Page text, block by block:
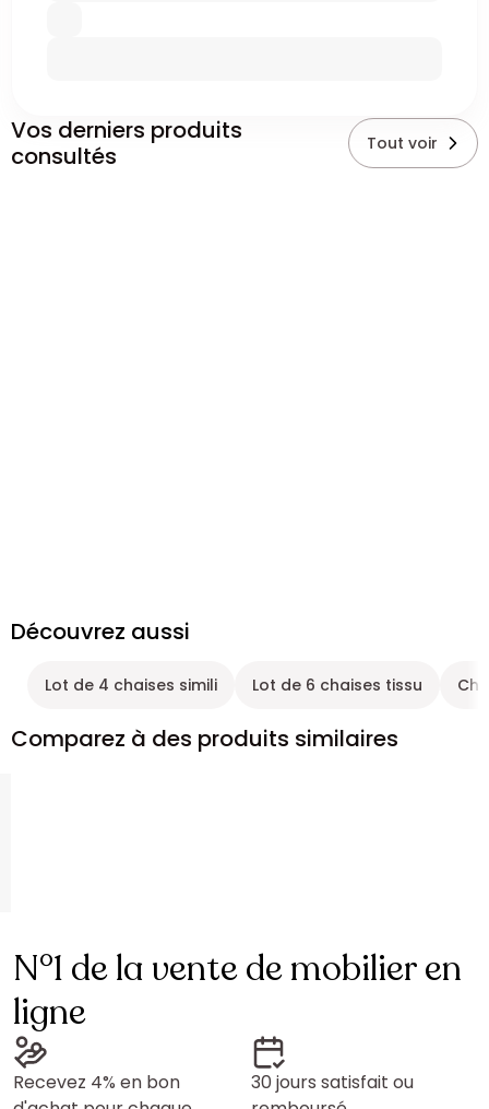
Vos derniers produits
consultés
Tout voir
Découvrez aussi
Lot de 4 chaises simili Lot de 6 chaises tissu
Comparez à des produits similaires
N°1 de la vente de mobilier en
ligne
Recevez 4% en bon
30 jours satisfait ou